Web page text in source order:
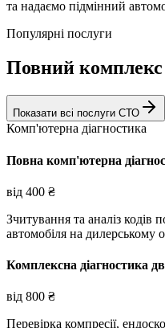
та надаємо підмінний
Популярні послуги
Повний комплекс
Показати всі послуги СТО
Комп'ютерна діагностика
Повна комп'ютерна
від 400 ₴
Зчитування та аналіз кодів
автомобіля на дилерському
Комплексна діагностика
від 800 ₴
Перевірка компресії,